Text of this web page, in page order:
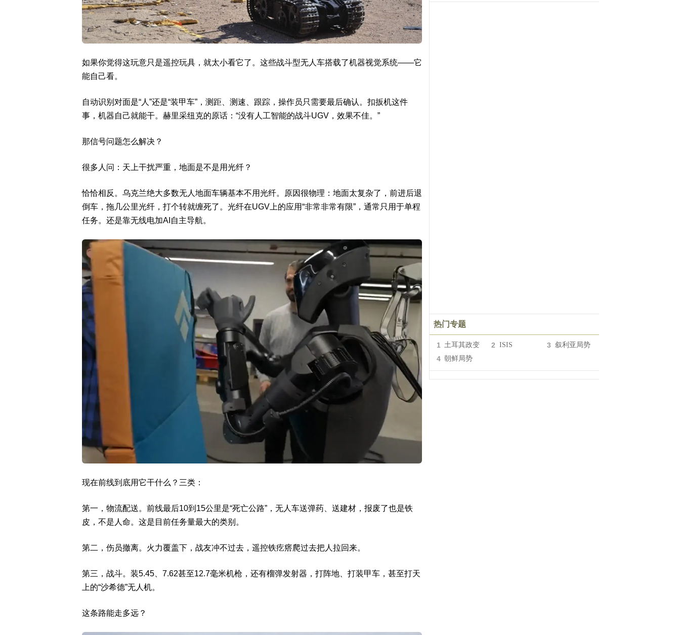
如果你觉得这玩意只是遥控玩具，就太小看它了。这些战斗型无人车搭载了机器视觉系统——它
能自己看。
自动识别对面是“人”还是“装甲车”，测距、测速、跟踪，操作员只需要最后确认。扣扳机这件
事，机器自己就能干。赫里采纽克的原话：“没有人工智能的战斗UGV，效果不佳。”
那信号问题怎么解决？
很多人问：天上干扰严重，地面是不是用光纤？
恰恰相反。乌克兰绝大多数无人地面车辆基本不用光纤。原因很物理：地面太复杂了，前进后退
倒车，拖几公里光纤，打个转就缠死了。光纤在UGV上的应用“非常非常有限”，通常只用于单程
任务。还是靠无线电加AI自主导航。
现在前线到底用它干什么？三类：
第一，物流配送。前线最后10到15公里是“死亡公路”，无人车送弹药、送建材，报废了也是铁
皮，不是人命。这是目前任务量最大的类别。
第二，伤员撤离。火力覆盖下，战友冲不过去，遥控铁疙瘩爬过去把人拉回来。
第三，战斗。装5.45、7.62甚至12.7毫米机枪，还有榴弹发射器，打阵地、打装甲车，甚至打天
上的“沙希德”无人机。
这条路能走多远？
热门专题
1 土耳其政变 2 ISIS 3 叙利亚局势
4 朝鲜局势